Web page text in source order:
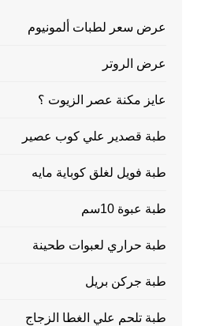
عرض سعر لطبات ألمونيوم
عرض الروتر
عايز مكنة عصر الزيوت ؟
طبة قصدير علي كوب عصير
طبة فويل لغلق كوباية مايه
طبة عبوة 10سم
طبة حراري لعبوات طحينة
طبة جركن بريل
طبة تلحم علي الغطا الزجاج